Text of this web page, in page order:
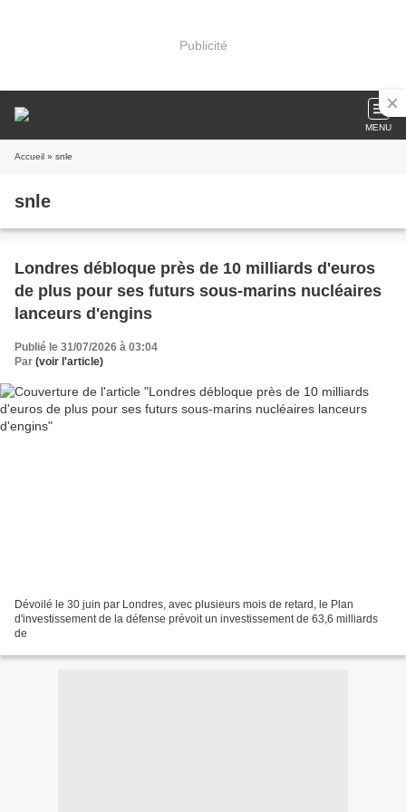
Publicité
MENU
Accueil » snle
snle
Londres débloque près de 10 milliards d'euros
de plus pour ses futurs sous-marins nucléaires
lanceurs d'engins
Publié le 31/07/2026 à 03:04
Par (voir l'article)
Dévoilé le 30 juin par Londres, avec plusieurs mois de retard, le Plan
d'investissement de la défense prévoit un investissement de 63,6 milliards
de